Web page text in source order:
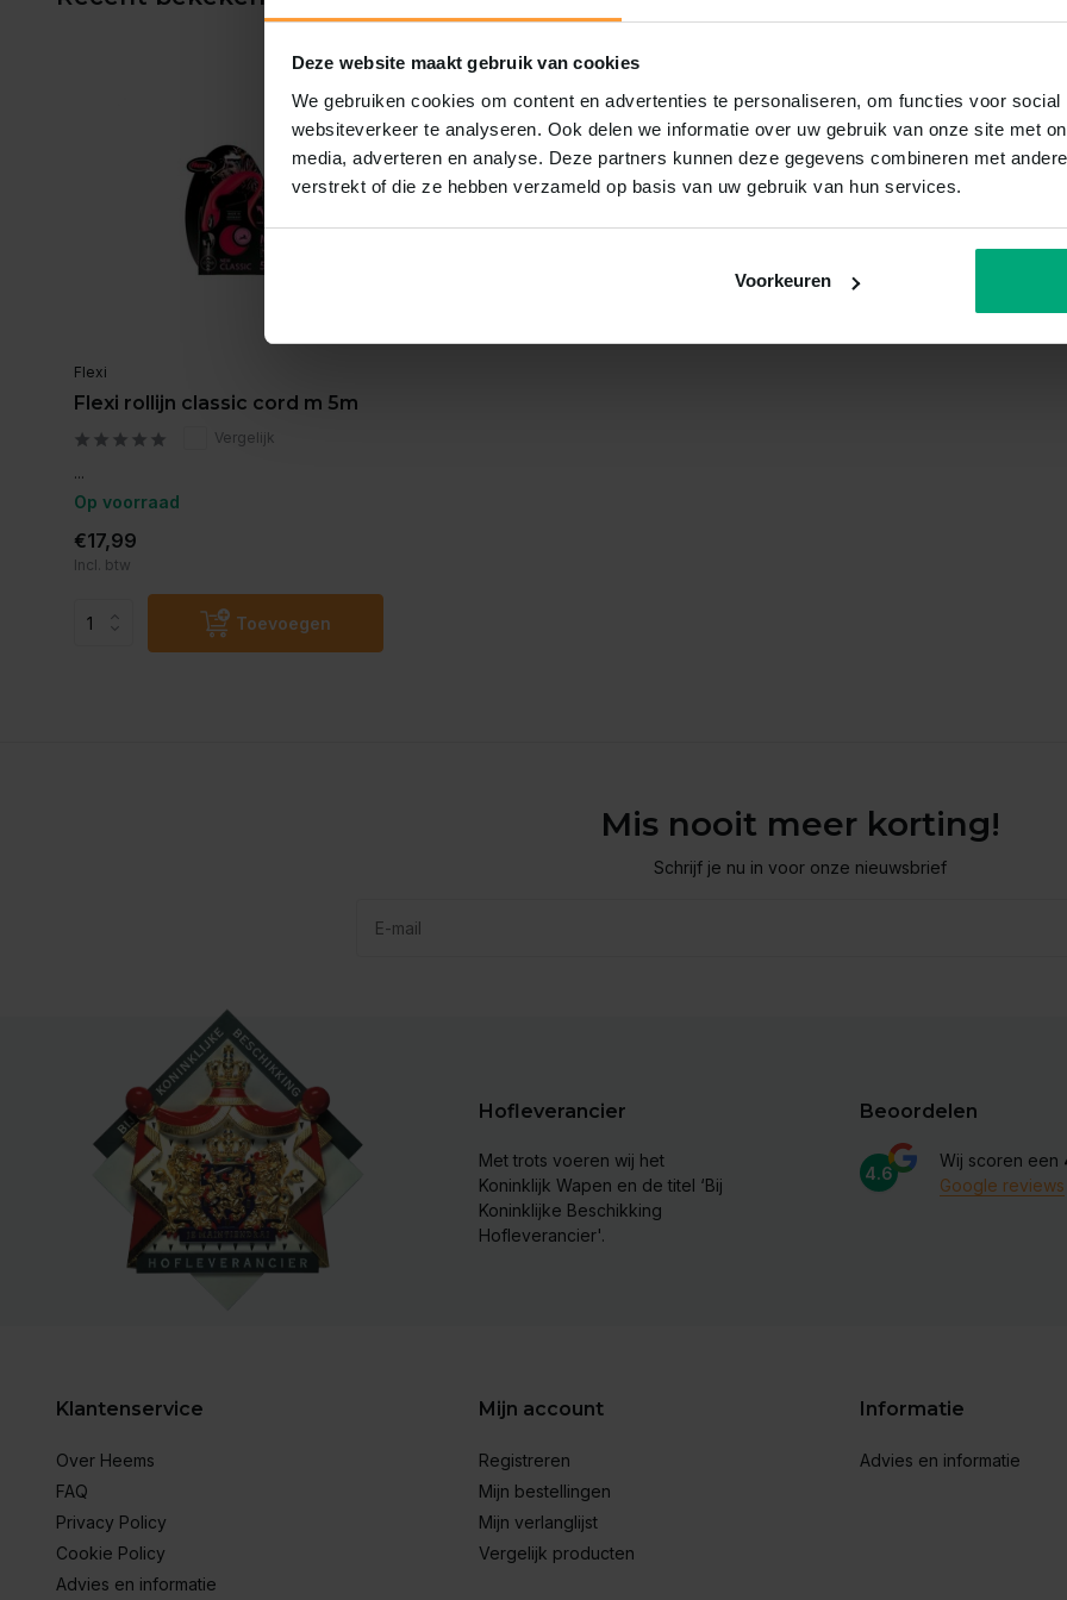
Deze website maakt gebruik van cookies
We gebruiken cookies om content en advertenties te personaliseren, om functies voor
websiteverkeer te analyseren. Ook delen we informatie over uw gebruik van onze site met
media, adverteren en analyse. Deze partners kunnen deze gegevens combineren met
verstrekt of die ze hebben verzameld op basis van uw gebruik van hun services.
Voorkeuren
Flexi
Flexi rollijn classic cord m 5m
Vergelijk
...
Op voorraad
€17,99
Incl. btw
Toevoegen
Mis nooit meer korting!
Schrijf je nu in voor onze nieuwsbrief
Hofleverancier
Met trots voeren wij het
Koninklijk Wapen en de titel ‘Bij
Koninklijke Beschikking
Hofleverancier'.
Beoordelen
4.6
Wij scoren een
Google reviews
Klantenservice
Over Heems
FAQ
Privacy Policy
Cookie Policy
Advies en informatie
Mijn account
Registreren
Mijn bestellingen
Mijn verlanglijst
Vergelijk producten
Informatie
Advies en informatie